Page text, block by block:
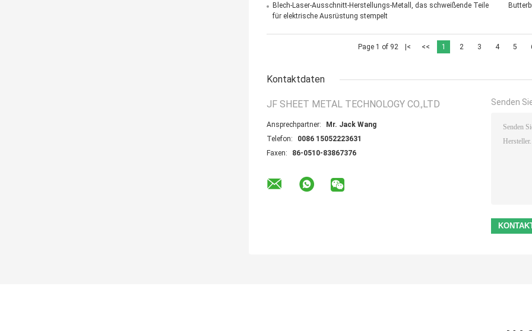
Blech-Laser-Ausschnitt-Herstellungs-Metall, das schweißende Teile
für elektrische Ausrüstung stempelt
Page 1 of 92 |< << 1 2 3 4 5
Kontaktdaten
JF SHEET METAL TECHNOLOGY CO.,LTD
Ansprechpartner:
Mr. Jack Wang
Telefon:
0086 15052223631
Faxen:
86-0510-83867376
Senden